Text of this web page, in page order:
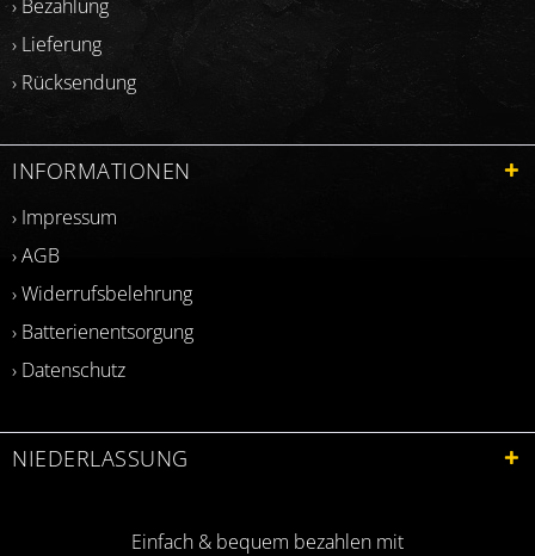
› Bezahlung
› Lieferung
› Rücksendung
INFORMATIONEN
› Impressum
› AGB
› Widerrufsbelehrung
› Batterienentsorgung
› Datenschutz
NIEDERLASSUNG
Einfach & bequem bezahlen mit